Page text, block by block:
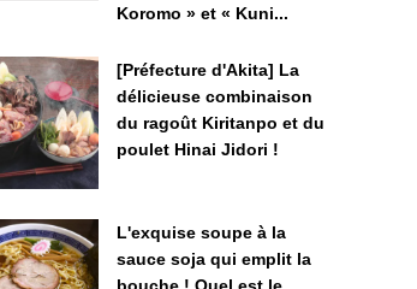
Koromo » et « Kuni...
[Préfecture d'Akita] La
délicieuse combinaison
du ragoût Kiritanpo et du
poulet Hinai Jidori !
L'exquise soupe à la
sauce soja qui emplit la